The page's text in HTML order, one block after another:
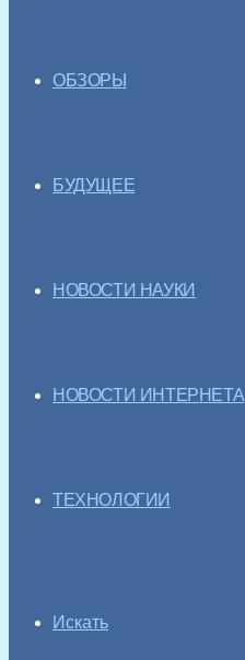
ОБЗОРЫ
БУДУЩЕЕ
НОВОСТИ НАУКИ
НОВОСТИ ИНТЕРНЕТА
ТЕХНОЛОГИИ
Искать